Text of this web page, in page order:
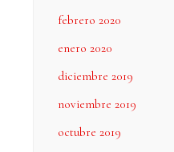
febrero 2020
enero 2020
diciembre 2019
noviembre 2019
octubre 2019